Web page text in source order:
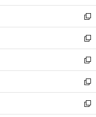
開
く
ウ
で
開
く
ン
ド
ウ
で
開
く
ウ
ィ
ン
ド
ウ
で
開
く
新
し
い
ウ
ィ
ン
ド
ウ
で
開
新
し
い
ウ
ィ
ン
ド
ウ
新
し
い
ウ
ィ
ン
新
し
い
新